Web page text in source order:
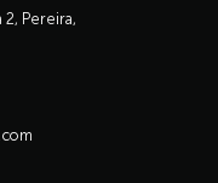
2, Pereira,